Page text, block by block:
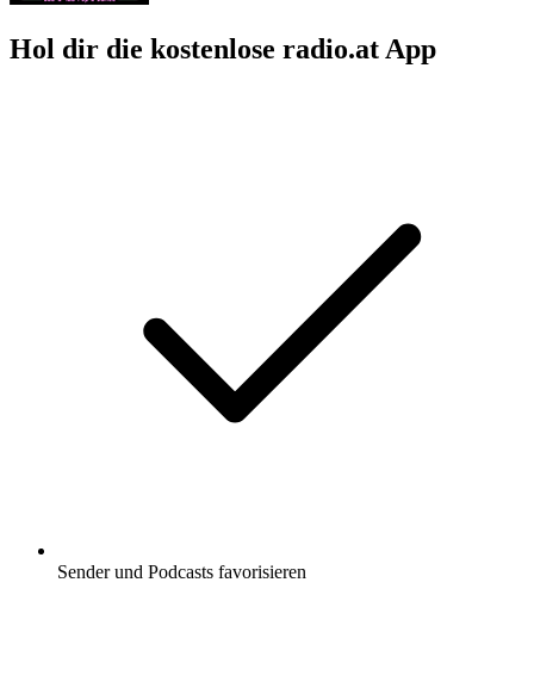
Hol dir die kostenlose radio.at App
Sender und Podcasts favorisieren